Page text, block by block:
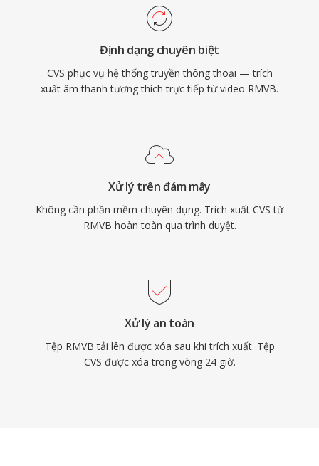
Định dạng chuyên biệt
CVS phục vụ hệ thống truyền thông thoại — trích
xuất âm thanh tương thích trực tiếp từ video RMVB.
Xử lý trên đám mây
Không cần phần mềm chuyên dụng. Trích xuất CVS từ
RMVB hoàn toàn qua trình duyệt.
Xử lý an toàn
Tệp RMVB tải lên được xóa sau khi trích xuất. Tệp
CVS được xóa trong vòng 24 giờ.